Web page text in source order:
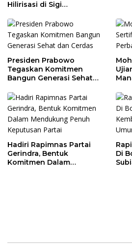
Hilirisasi di Sigi
Perekonomian Daerah
Presiden Prabowo
Tegaskan Komitmen
Bangun Generasi Sehat
Hadiri Rapimnas Partai
Gerindra, Bentuk
Komitmen Dalam
Di